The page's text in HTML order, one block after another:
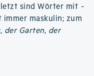
sind Wörter mit -
immer maskulin; zum
, der Garten, der